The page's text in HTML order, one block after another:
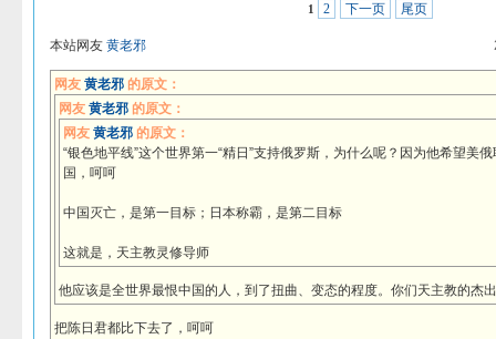
1 2 下一页 尾页
本站网友 黄老邪
网友 黄老邪的原文：
网友 黄老邪的原文：
网友 黄老邪的原文：
“银色地平线”这个世界第一“精日”支持俄罗斯，为什么呢？因为他希望美
国，呵呵
中国灭亡，是第一目标；日本称霸，是第二目标
这就是，天主教灵修导师
他应该是全世界最恨中国的人，到了扭曲、变态的程度。你们天主教的杰
把陈日君都比下去了，呵呵